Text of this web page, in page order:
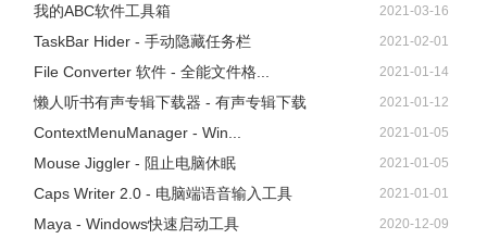
我的ABC软件工具箱 2021-03-16
TaskBar Hider - 手动隐藏任务栏 2021-02-01
File Converter 软件 - 全能文件格... 2021-01-14
懒人听书有声专辑下载器 - 有声专辑下载 2021-01-12
ContextMenuManager - Win... 2021-01-05
Mouse Jiggler - 阻止电脑休眠 2021-01-05
Caps Writer 2.0 - 电脑端语音输入工具 2021-01-01
Maya - Windows快速启动工具 2020-12-09